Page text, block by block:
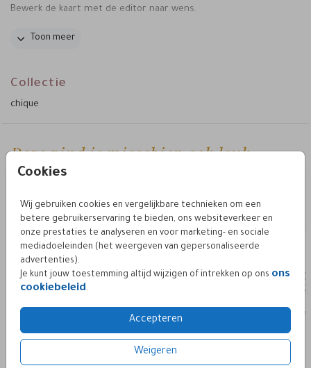
Cookies
Wij gebruiken cookies en vergelijkbare technieken om een
betere gebruikerservaring te bieden, ons websiteverkeer en
onze prestaties te analyseren en voor marketing- en sociale
mediadoeleinden (het weergeven van gepersonaliseerde
advertenties).
Je kunt jouw toestemming altijd wijzigen of intrekken op ons ons
cookiebeleid.
Accepteren
Weigeren
Bewerk de kaart met de editor naar wens.
bekijk hier deCOMPLETE TROUWHUISSTIJL
Toon meer
Collectie
chique
Deze vind je misschien ook leuk